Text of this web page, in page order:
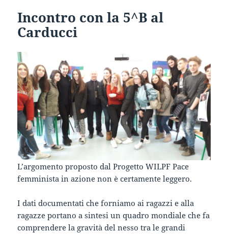
Incontro con la 5^B al
Carducci
L’argomento proposto dal Progetto WILPF Pace
femminista in azione non è certamente leggero.
I dati documentati che forniamo ai ragazzi e alla
ragazze portano a sintesi un quadro mondiale che fa
comprendere la gravità del nesso tra le grandi